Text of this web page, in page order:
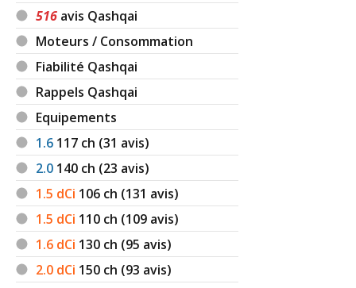
516 avis Qashqai
Moteurs / Consommation
Fiabilité Qashqai
Rappels Qashqai
Equipements
1.6 117 ch (31 avis)
2.0 140 ch (23 avis)
1.5 dCi 106 ch (131 avis)
1.5 dCi 110 ch (109 avis)
1.6 dCi 130 ch (95 avis)
2.0 dCi 150 ch (93 avis)